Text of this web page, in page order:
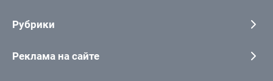
Рубрики
Реклама на сайте